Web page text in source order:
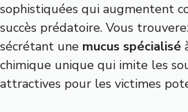
sophistiquées qui augmentent
succès prédatoire. Vous
sécrétant une mucus spécialisé
chimique unique qui imite les
attractives pour les victimes